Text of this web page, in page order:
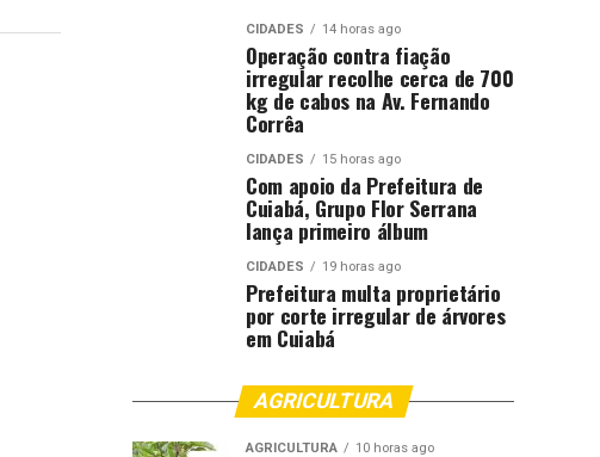
CIDADES 14 horas ago
Operação contra fiação
irregular recolhe cerca de 700
kg de cabos na Av. Fernando
Corrêa
CIDADES 15 horas ago
Com apoio da Prefeitura de
Cuiabá, Grupo Flor Serrana
lança primeiro álbum
CIDADES 19 horas ago
Prefeitura multa proprietário
por corte irregular de árvores
em Cuiabá
AGRICULTURA
AGRICULTURA 10 horas ago